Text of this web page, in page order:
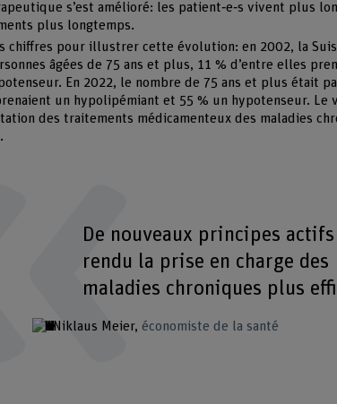
s’est amélioré: les patient‑e‑s vivent plus
plus longtemps.
chiffres pour illustrer cette évolution: en 2002, la
âgées de 75 ans et plus, 11 % d’entre elles
En 2022, le nombre de 75 ans et plus était
un hypolipémiant et 55 % un hypotenseur. Le
des traitements médicamenteux des maladies
De nouveaux principes
rendu la prise en charge des
maladies chroniques plus
Niklaus Meier économiste de la santé